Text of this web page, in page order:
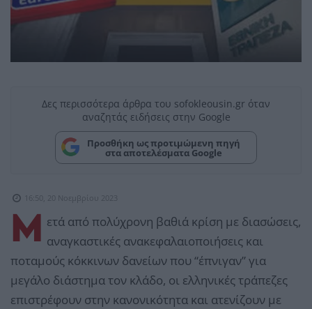
Δες περισσότερα άρθρα του sofokleousin.gr όταν
αναζητάς ειδήσεις στην Google
Προσθήκη ως προτιμώμενη πηγή
στα αποτελέσματα Google
16:50, 20 Νοεμβρίου 2023
Μ
ετά από πολύχρονη βαθιά κρίση με διασώσεις,
αναγκαστικές ανακεφαλαιοποιήσεις και
ποταμούς κόκκινων δανείων που “έπνιγαν” για
μεγάλο διάστημα τον κλάδο, οι ελληνικές τράπεζες
επιστρέφουν στην κανονικότητα και ατενίζουν με